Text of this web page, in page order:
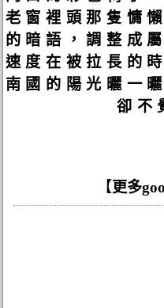
老窗裡頭那隻慵
的暗語，調整成
速度在被拉長的
南國的陽光曬一
卻不
【更多